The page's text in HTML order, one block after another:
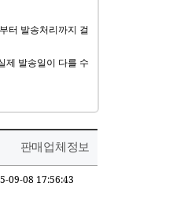
터 발송처리까지 걸
제 발송일이 다를 수
판매업체정보
09-08 17:56:43